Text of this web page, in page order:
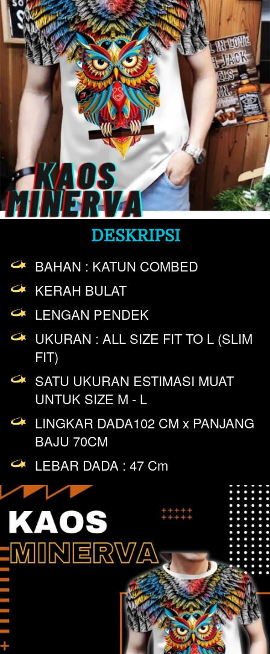
DESKRIPSI
BAHAN : KATUN COMBED
KERAH BULAT
LENGAN PENDEK
UKURAN : ALL SIZE FIT TO L (SLIM
FIT)
SATU UKURAN ESTIMASI MUAT
UNTUK SIZE M - L
LINGKAR DADA102 CM x PANJANG
BAJU 70CM
LEBAR DADA : 47 Cm